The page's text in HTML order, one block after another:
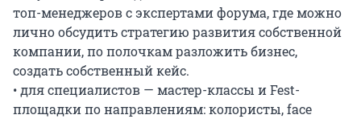
топ-менеджеров с экспертами форума, где можно
лично обсудить стратегию развития собственной
компании, по полочкам разложить бизнес,
создать собственный кейс.
• для специалистов — мастер-классы и Fest-
площадки по направлениям: колористы, face